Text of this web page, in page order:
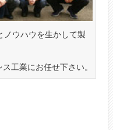
ノウハウを生かして製
工業にお任せ下さい。